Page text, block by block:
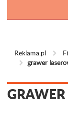
Reklama.pl
grawer